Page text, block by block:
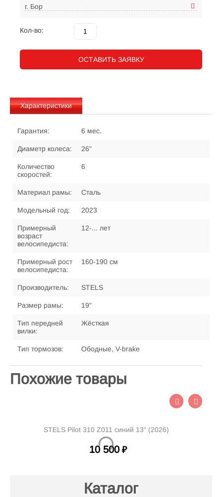
г. Бор
Кол-во:
ОСТАВИТЬ ЗАЯВКУ
Характеристики
Гарантия: 6 мес.
Диаметр колеса: 26"
Количество
скоростей:
6
Материал рамы: Сталь
Модельный год: 2023
Примерный
возраст
велосипедиста:
12-... лет
Примерный рост
велосипедиста:
160-190 см
Производитель: STELS
Размер рамы: 19"
Тип передней
вилки:
Жёсткая
Тип тормозов: Ободные, V-brake
Похожие товары
STELS Pilot 310 Z011 синий 13" (2026)
10 500 ₽
Каталог